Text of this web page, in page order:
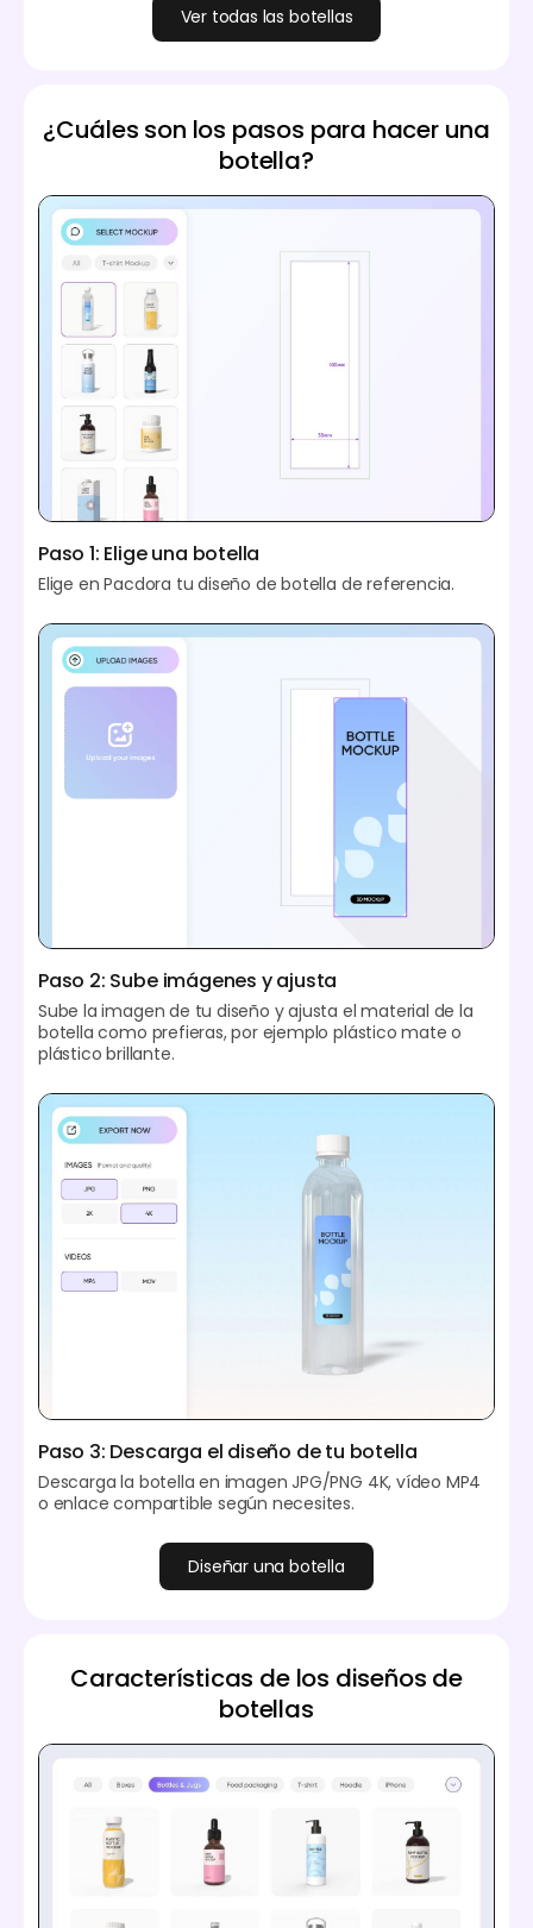
Ver todas las botellas
¿Cuáles son los pasos para hacer una
botella?
Paso 1: Elige una botella
Elige en Pacdora tu diseño de botella de referencia.
Paso 2: Sube imágenes y ajusta
Sube la imagen de tu diseño y ajusta el material de la
botella como prefieras, por ejemplo plástico mate o
plástico brillante.
Paso 3: Descarga el diseño de tu botella
Descarga la botella en imagen JPG/PNG 4K, vídeo MP4
o enlace compartible según necesites.
Diseñar una botella
Características de los diseños de
botellas